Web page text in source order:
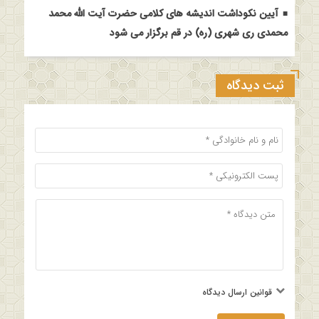
آیین نکوداشت اندیشه های کلامی حضرت آیت الله محمد
محمدی ری شهری (ره) در قم برگزار می شود
ثبت دیدگاه
قوانین ارسال دیدگاه